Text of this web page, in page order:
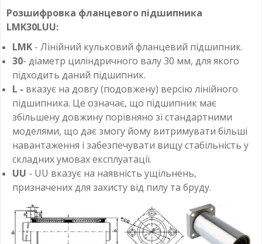
Розшифровка фланцевого підшипника
LMK30LUU:
LMK - Лінійний кульковий фланцевий підшипник.
30- діаметр циліндричного валу 30 мм, для якого
підходить даний підшипник.
L - вказує на довгу (подовжену) версію лінійного
підшипника. Це означає, що підшипник має
збільшену довжину порівняно зі стандартними
моделями, що дає змогу йому витримувати більші
навантаження і забезпечувати вищу стабільність у
складних умовах експлуатації.
UU - UU вказує на наявність ущільнень,
призначених для захисту від пилу та бруду.